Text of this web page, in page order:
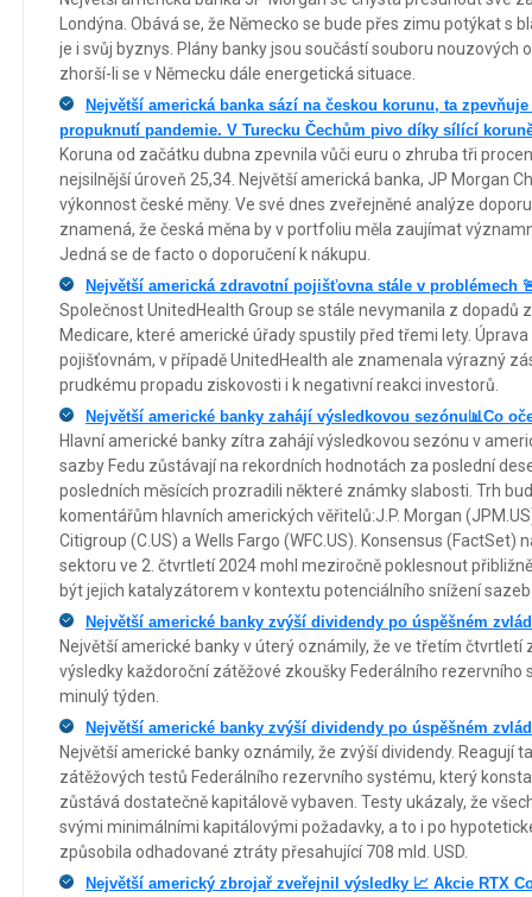
Londýna. Obává se, že Německo se bude přes zimu potýkat s
je i svůj byznys. Plány banky jsou součástí souboru nouzových
zhorší-li se v Německu dále energetická situace.
Největší americká banka sází na českou korunu, ta
propuknutí pandemie. V Turecku Čechům pivo díky sílící
Koruna od začátku dubna zpevnila vůči euru o zhruba tři
nejsilnější úroveň 25,34. Největší americká banka, JP Morgan
výkonnost české měny. Ve své dnes zveřejněné analýze
znamená, že česká měna by v portfoliu měla zaujímat
Jedná se de facto o doporučení k nákupu.
Největší americká zdravotní pojišťovna stále v problémech
Společnost UnitedHealth Group se stále nevymanila z dopadů
Medicare, které americké úřady spustily před třemi lety.
pojišťovnám, v případě UnitedHealth ale znamenala výrazný
prudkému propadu ziskovosti i k negativní reakci investorů.
Největší americké banky zahájí výsledkovou sezónu📊Co
Hlavní americké banky zítra zahájí výsledkovou sezónu v
sazby Fedu zůstávají na rekordních hodnotách za poslední
posledních měsících prozradili některé známky slabosti. Trh
komentářům hlavních amerických věřitelů:J.P. Morgan
Citigroup (C.US) a Wells Fargo (WFC.US). Konsensus (FactSet)
sektoru ve 2. čtvrtletí 2024 mohl meziročně poklesnout
být jejich katalyzátorem v kontextu potenciálního snížení
Největší americké banky zvýší dividendy po úspěšném
Největší americké banky v úterý oznámily, že ve třetím čtvrtletí
výsledky každoroční zátěžové zkoušky Federálního rezervního
minulý týden.
Největší americké banky zvýší dividendy po úspěšném
Největší americké banky oznámily, že zvýší dividendy. Reagují
zátěžových testů Federálního rezervního systému, který
zůstává dostatečně kapitálově vybaven. Testy ukázaly, že
svými minimálními kapitálovými požadavky, a to i po
způsobila odhadované ztráty přesahující 708 mld. USD.
Největší americký zbrojař zveřejnil výsledky 📈 Akcie RTX